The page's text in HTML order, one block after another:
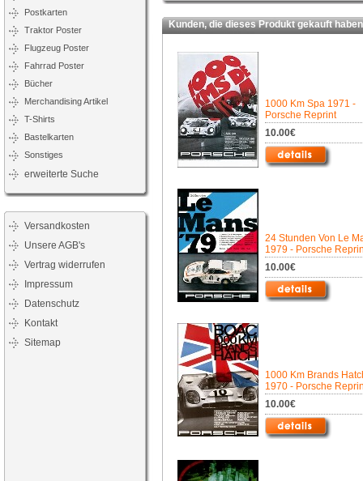
Postkarten
Traktor Poster
Flugzeug Poster
Fahrrad Poster
Bücher
Merchandising Artikel
T-Shirts
Bastelkarten
Sonstiges
erweiterte Suche
Versandkosten
Unsere AGB's
Vertrag widerrufen
Impressum
Datenschutz
Kontakt
Sitemap
Kunden, die dieses Produkt gekauft
1000 Km Spa 1971 -
Porsche Reprint
10.00€
24 Stunden Von Le
1979 - Porsche
10.00€
1000 Km Brands
1970 - Porsche
10.00€